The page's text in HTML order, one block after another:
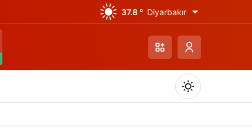
37.8 ° Diyarbakır